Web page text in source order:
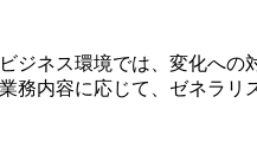
ネス環境では、変化へ
内容に応じて、ゼネラ